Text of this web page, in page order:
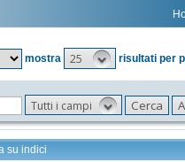
mostra
25 risultati per
Tutti i campi
su indici